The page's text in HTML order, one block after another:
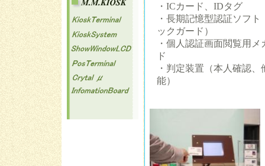
・ICカード、IDタグ
・長期記憶型認証ソフト
ックガード）
・個人認証画面閲覧用メ
ド
・判定装置（本人確認、
能）